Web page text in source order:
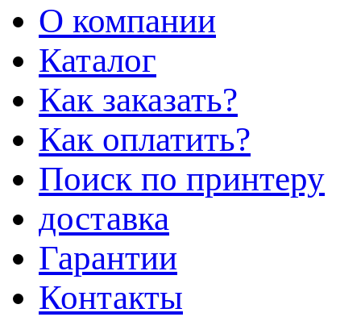
О компании
Каталог
Как заказать?
Как оплатить?
Поиск по принтеру
доставка
Гарантии
Контакты